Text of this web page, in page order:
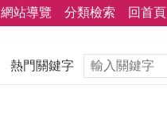
網站導覽 分類檢索 回首頁
熱門關鍵字